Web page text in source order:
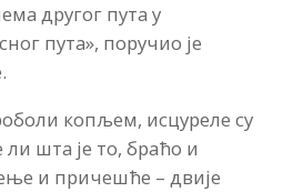
другог пута у
пута», поручио је
копљем, исцуреле су
шта је то, браћо и
и причешће – двије